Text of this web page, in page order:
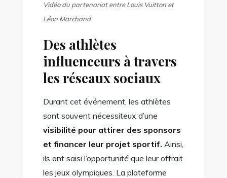
Vidéo du partenariat entre Louis Vuitton et
Léon Marchand
Des athlètes
influenceurs à travers
les réseaux sociaux
Durant cet événement, les athlètes
sont souvent nécessiteux d’une
visibilité pour attirer des sponsors
et financer leur projet sportif. Ainsi,
ils ont saisi l’opportunité que leur offrait
les jeux olympiques. La plateforme